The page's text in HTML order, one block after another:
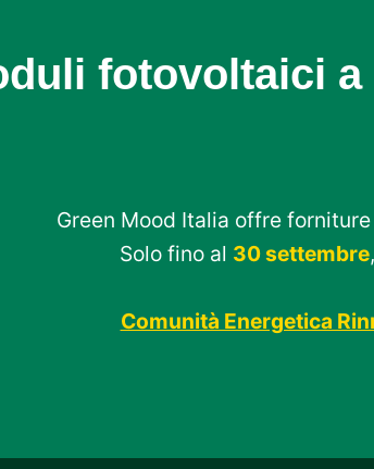
fotovoltaici
Green Mood Italia offre
Solo fino al 30 settembre
Comunità Energetica